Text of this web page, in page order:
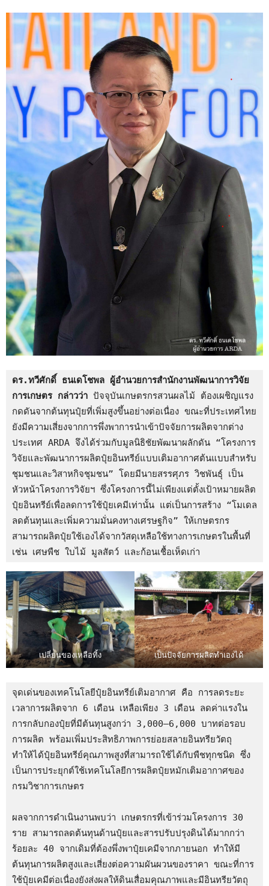
ดร.ทวีศักดิ์ ธนเดโชพล ผู้อำนวยการสำนักงานพัฒนาการวิจัย
การเกษตร กล่าวว่า ปัจจุบันเกษตรกรสวนผลไม้ ต้องเผชิญแรง
กดดันจากต้นทุนปุ๋ยที่เพิ่มสูงขึ้นอย่างต่อเนื่อง ขณะที่ประเทศไทย
ยังมีความเสี่ยงจากการพึ่งพาการนำเข้าปัจจัยการผลิตจากต่าง
ประเทศ ARDA จึงได้ร่วมกับมูลนิธิชัยพัฒนาผลักดัน “โครงการ
วิจัยและพัฒนาการผลิตปุ๋ยอินทรีย์แบบเติมอากาศต้นแบบสำหรับ
ชุมชนและวิสาหกิจชุมชน” โดยมีนายสรรศุภร วิชพันธุ์ เป็น
หัวหน้าโครงการวิจัยฯ ซึ่งโครงการนี้ไม่เพียงแต่ตั้งเป้าหมายผลิต
ปุ๋ยอินทรีย์เพื่อลดการใช้ปุ๋ยเคมีเท่านั้น แต่เป็นการสร้าง “โมเดล
ลดต้นทุนและเพิ่มความมั่นคงทางเศรษฐกิจ” ให้เกษตรกร
สามารถผลิตปุ๋ยใช้เองได้จากวัสดุเหลือใช้ทางการเกษตรในพื้นที่
เช่น เศษพืช ใบไม้ มูลสัตว์ และก้อนเชื้อเห็ดเก่า
เปลี่ยนของเหลือทิ้ง เป็นปัจจัยการผลิตทำเองได้
จุดเด่นของเทคโนโลยีปุ๋ยอินทรีย์เติมอากาศ คือ การลดระยะ
เวลาการผลิตจาก 6 เดือน เหลือเพียง 3 เดือน ลดค่าแรงใน
การกลับกองปุ๋ยที่มีต้นทุนสูงกว่า 3,000–6,000 บาทต่อรอบ
การผลิต พร้อมเพิ่มประสิทธิภาพการย่อยสลายอินทรียวัตถุ
ทำให้ได้ปุ๋ยอินทรีย์คุณภาพสูงที่สามารถใช้ได้กับพืชทุกชนิด ซึ่ง
เป็นการประยุกต์ใช้เทคโนโลยีการผลิตปุ๋ยหมักเติมอากาศของ
กรมวิชาการเกษตร
ผลจากการดำเนินงานพบว่า เกษตรกรที่เข้าร่วมโครงการ 30
ราย สามารถลดต้นทุนด้านปุ๋ยและสารปรับปรุงดินได้มากกว่า
ร้อยละ 40 จากเดิมที่ต้องพึ่งพาปุ๋ยเคมีจากภายนอก ทำให้มี
ต้นทุนการผลิตสูงและเสี่ยงต่อความผันผวนของราคา ขณะที่การ
ใช้ปุ๋ยเคมีต่อเนื่องยังส่งผลให้ดินเสื่อมคุณภาพและมีอินทรียวัตถุ